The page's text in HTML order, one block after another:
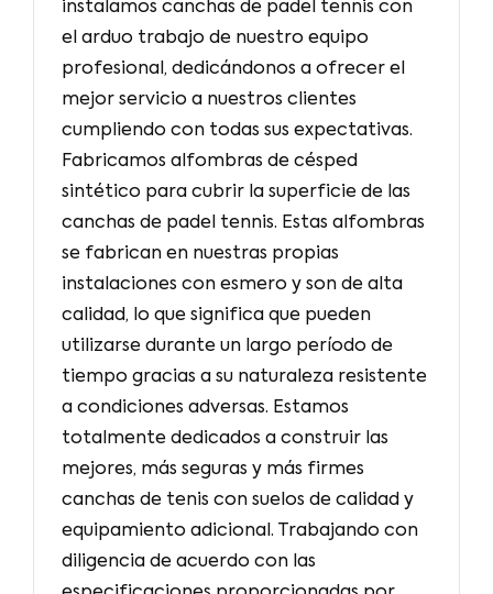
instalamos canchas de padel tennis con
el arduo trabajo de nuestro equipo
profesional, dedicándonos a ofrecer el
mejor servicio a nuestros clientes
cumpliendo con todas sus expectativas.
Fabricamos alfombras de césped
sintético para cubrir la superficie de las
canchas de padel tennis. Estas alfombras
se fabrican en nuestras propias
instalaciones con esmero y son de alta
calidad, lo que significa que pueden
utilizarse durante un largo período de
tiempo gracias a su naturaleza resistente
a condiciones adversas. Estamos
totalmente dedicados a construir las
mejores, más seguras y más firmes
canchas de tenis con suelos de calidad y
equipamiento adicional. Trabajando con
diligencia de acuerdo con las